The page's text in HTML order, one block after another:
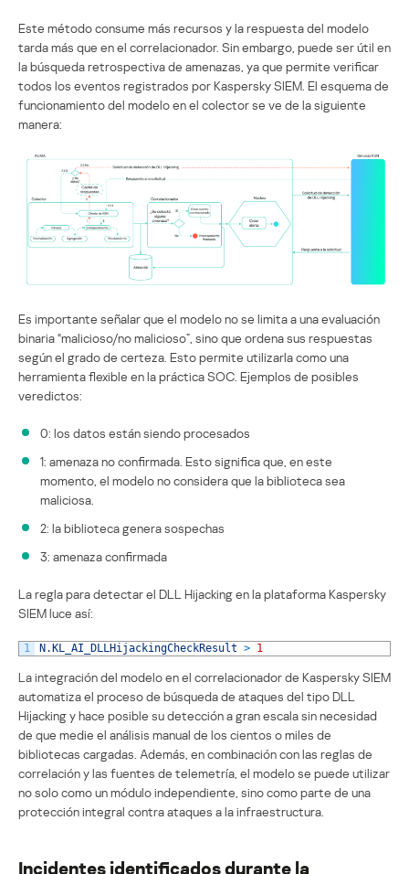
Este método consume más recursos y la respuesta del modelo
tarda más que en el correlacionador. Sin embargo, puede ser útil en
la búsqueda retrospectiva de amenazas, ya que permite verificar
todos los eventos registrados por Kaspersky SIEM. El esquema de
funcionamiento del modelo en el colector se ve de la siguiente
manera:
Es importante señalar que el modelo no se limita a una evaluación
binaria “malicioso/no malicioso”, sino que ordena sus respuestas
según el grado de certeza. Esto permite utilizarla como una
herramienta flexible en la práctica SOC. Ejemplos de posibles
veredictos:
0: los datos están siendo procesados
1: amenaza no confirmada. Esto significa que, en este
momento, el modelo no considera que la biblioteca sea
maliciosa.
2: la biblioteca genera sospechas
3: amenaza confirmada
La regla para detectar el DLL Hijacking en la plataforma Kaspersky
SIEM luce así:
1 N . KL_AI_DLLHijackingCheckResult > 1
La integración del modelo en el correlacionador de Kaspersky SIEM
automatiza el proceso de búsqueda de ataques del tipo DLL
Hijacking y hace posible su detección a gran escala sin necesidad
de que medie el análisis manual de los cientos o miles de
bibliotecas cargadas. Además, en combinación con las reglas de
correlación y las fuentes de telemetría, el modelo se puede utilizar
no solo como un módulo independiente, sino como parte de una
protección integral contra ataques a la infraestructura.
Incidentes identificados durante la